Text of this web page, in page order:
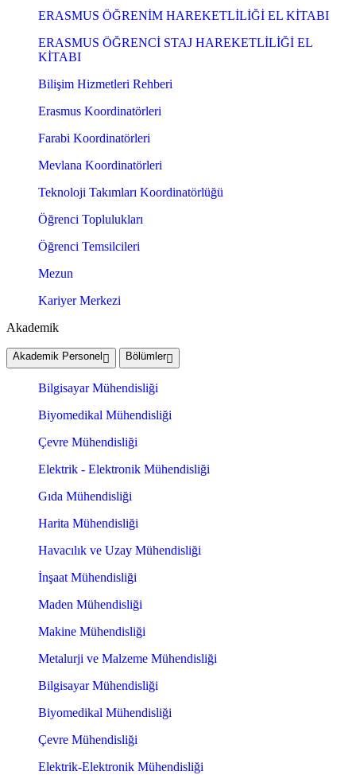
ERASMUS ÖĞRENİM HAREKETLİLİĞİ EL KİTABI
ERASMUS ÖĞRENCİ STAJ HAREKETLİLİĞİ EL
KİTABI
Bilişim Hizmetleri Rehberi
Erasmus Koordinatörleri
Farabi Koordinatörleri
Mevlana Koordinatörleri
Teknoloji Takımları Koordinatörlüğü
Öğrenci Toplulukları
Öğrenci Temsilcileri
Mezun
Kariyer Merkezi
Akademik
Akademik Personel Bölümler
Bilgisayar Mühendisliği
Biyomedikal Mühendisliği
Çevre Mühendisliği
Elektrik - Elektronik Mühendisliği
Gıda Mühendisliği
Harita Mühendisliği
Havacılık ve Uzay Mühendisliği
İnşaat Mühendisliği
Maden Mühendisliği
Makine Mühendisliği
Metalurji ve Malzeme Mühendisliği
Bilgisayar Mühendisliği
Biyomedikal Mühendisliği
Çevre Mühendisliği
Elektrik-Elektronik Mühendisliği